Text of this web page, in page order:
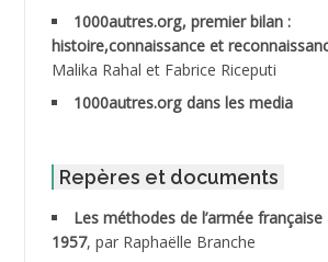
ABDESSLEM Ahmed dit le Coiffeur
ABDOUDOU
ABID Mohamed
ABNOUN Salah
1000autres.org, premier bilan :
histoire,connaissance et
Malika Rahal et Fabrice Riceputi
1000autres.org dans les media
Repères et documents
Les méthodes de l’armée
1957, par Raphaëlle Branche